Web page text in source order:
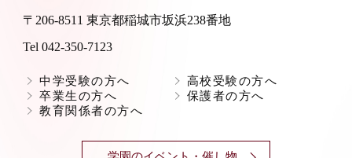
〒206-8511 東京都稲城市坂浜238番地
Tel 042-350-7123
中学受験の方へ
高校受験の方へ
卒業生の方へ
保護者の方へ
教育関係者の方へ